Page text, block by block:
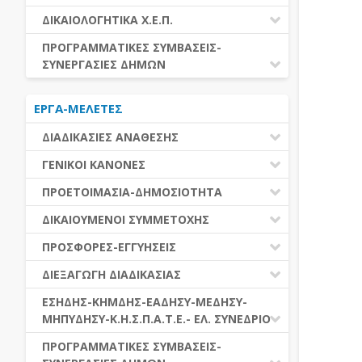
ΕΚΤΕΛΕΣΗ ΥΠΗΡΕΣΙΩΝ
ΕΚΤΕΛΕΣΗ ΠΡΟΜΗΘΕΙΩΝ
ΕΑΑΔΗΣΥ
ΕΑΔΗΣΥ
ΕΛ.ΣΥΝΕΔΡΙΟ
ΕΣΗΔΗΣ
ΔΙΚΑΙΟΛΟΓΗΤΙΚΑ Χ.Ε.Π.
ΔΙΚΑΙΟΛΟΓΗΤΙΚΑ Χ.Ε.Π.
ΠΡΟΓΡΑΜΜΑΤΙΚΕΣ ΣΥΜΒΑΣΕΙΣ-
ΣΥΝΕΡΓΑΣΙΕΣ ΔΗΜΩΝ
ΔΙΕΘΝΕΣ ΚΑΙ ΕΥΡΩΠΑΙΚΟ ΕΠΙΠΕΔΟ
ΠΡΟΓΡΑΜΜΑΤΙΚΕΣ ΣΥΜΒΑΣΕΙΣ
ΕΡΓΑ-ΜΕΛΕΤΕΣ
ΔΙΑΔΙΚΑΣΙΕΣ ΑΝΑΘΕΣΗΣ
ΔΙΑΔΙΚΑΣΙΕΣ ΑΝΑΘΕΣΗΣ
ΣΥΓΚΕΝΤΡΩΤΙΚΕΣ ΔΙΑΔΙΚΑΣΙΕΣ
ΑΝΑΘΕΣΗΣ
ΠΙΝΑΚΕΣ ΔΗΜΟΣΝΕΤ
ΓΕΝΙΚΟΙ ΚΑΝΟΝΕΣ
ΠΕΔΙΟ ΕΦΑΡΜΟΓΗΣ-ΕΝΑΡΞΗ ΙΣΧΥΟΣ
ΗΛΕΚΤΡΟΝΙΚΑ ΜΕΣΑ
ΓΕΝΙΚΕΣ ΑΡΧΕΣ ΚΑΙ ΚΑΝΟΝΕΣ
ΑΞΙΑ ΣΥΜΒΑΣΗΣ
ΕΙΔΗ ΣΥΜΒΑΣΕΩΝ
ΔΙΑΦΟΡΑ
ΠΡΟΕΤΟΙΜΑΣΙΑ-ΔΗΜΟΣΙΟΤΗΤΑ
ΓΝΩΜΟΔΟΤΙΚΑ ΟΡΓΑΝΑ-ΕΠΙΤΡΟΠΕΣ
ΠΡΟΕΤΟΙΜΑΣΙΑ
ΕΓΓΡΑΦΑ ΤΗΣ ΣΥΜΒΑΣΗΣ
ΔΗΜΟΣΙΕΥΣΕΙΣ
ΕΝΑΡΞΗ-ΠΡΟΘΕΣΜΙΕΣ
ΔΙΚΑΙΟΥΜΕΝΟΙ ΣΥΜΜΕΤΟΧΗΣ
ΔΙΚΑΙΟΥΜΕΝΟΙ ΣΥΜΜΕΤΟΧΗΣ
ΚΡΙΤΗΡΙΑ ΕΠΙΛΟΓΗΣ
ΛΟΓΟΙ ΑΠΟΚΛΕΙΣΜΟΥ
ΔΙΚΑΙΟΛΟΓΗΤΙΚΑ ΛΟΓΩΝ
ΑΠΟΚΛΕΙΣΜΟΥ & ΚΡΙΤΗΡΙΩΝ
ΕΠΙΛΟΓΗΣ
ΕΕΕΣ
ΠΡΟΣΦΟΡΕΣ-ΕΓΓΥΗΣΕΙΣ
ΕΓΓΥΗΣΕΙΣ
ΠΡΟΣΦΟΡΕΣ
ΔΙΕΞΑΓΩΓΗ ΔΙΑΔΙΚΑΣΙΑΣ
ΑΞΙΟΛΟΓΗΣΗ ΚΑΙ ΑΝΑΘΕΣΗ
ΑΠΟΤΕΛΕΣΜΑ ΔΙΑΔΙΚΑΣΙΑΣ
ΠΡΟΣΦΥΓΕΣ-ΕΝΣΤΑΣΕΙΣ
ΕΣΗΔΗΣ-ΚΗΜΔΗΣ-ΕΑΔΗΣΥ-ΜΕΔΗΣΥ-
ΜΗΠΥΔΗΣΥ-Κ.Η.Σ.Π.Α.Τ.Ε.- ΕΛ. ΣΥΝΕΔΡΙΟ
ΕΑΑΔΗΣΥ
ΠΡΟΓΡΑΜΜΑΤΙΚΕΣ ΣΥΜΒΑΣΕΙΣ-